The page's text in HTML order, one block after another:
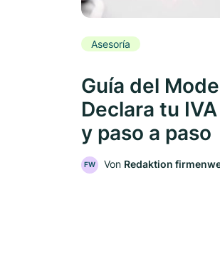
Asesoría
Guía del
Declara tu
y paso a paso
FW Von Redaktion